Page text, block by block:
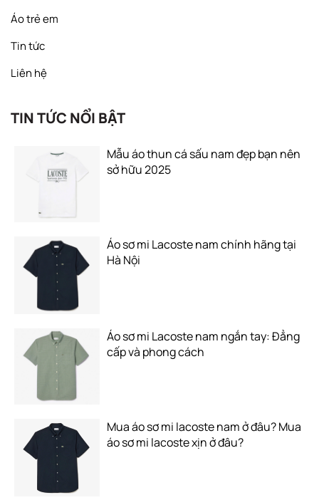
Áo trẻ em
Tin tức
Liên hệ
TIN TỨC NỔI BẬT
Mẫu áo thun cá sấu nam đẹp bạn nên
sở hữu 2025
Áo sơ mi Lacoste nam chính hãng tại
Hà Nội
Áo sơ mi Lacoste nam ngắn tay: Đẳng
cấp và phong cách
Mua áo sơ mi lacoste nam ở đâu? Mua
áo sơ mi lacoste xịn ở đâu?